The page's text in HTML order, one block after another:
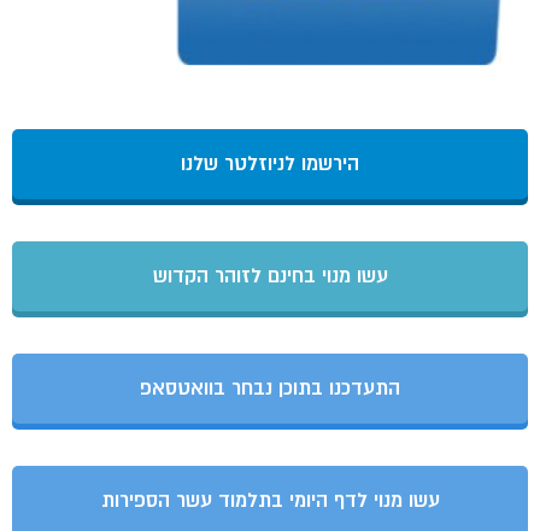
הירשמו לניוזלטר שלנו
עשו מנוי בחינם לזוהר הקדוש
התעדכנו בתוכן נבחר בוואטסאפ
עשו מנוי לדף היומי בתלמוד עשר הספירות